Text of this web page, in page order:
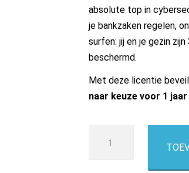
absolute top in
je bankzaken regelen,
surfen: jij en je gezin
beschermd.
Met deze licentie
naar keuze voor 1 jaar
Total